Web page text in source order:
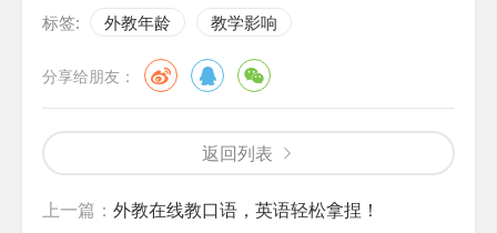
标签: 外教年龄 教学影响
分享给朋友：
返回列表
上一篇： 外教在线教口语，英语轻松拿捏！